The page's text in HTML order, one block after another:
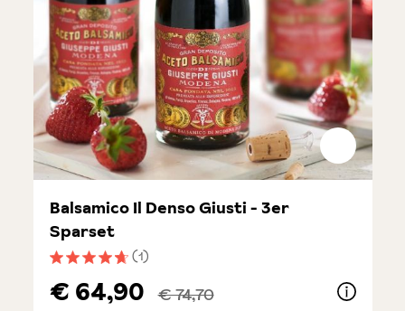
Durchschnittliche Bewertung von 4.8 von 5 Sternen
(1)
Balsamico Il Denso Giusti - 3er
Sparset
€ 64,90 € 74,70